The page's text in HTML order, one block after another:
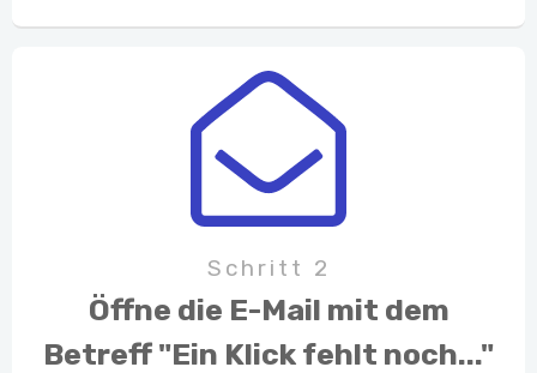
Schritt 2
​Öffne die E-Mail mit dem
Betreff "Ein Klick fehlt noch..."